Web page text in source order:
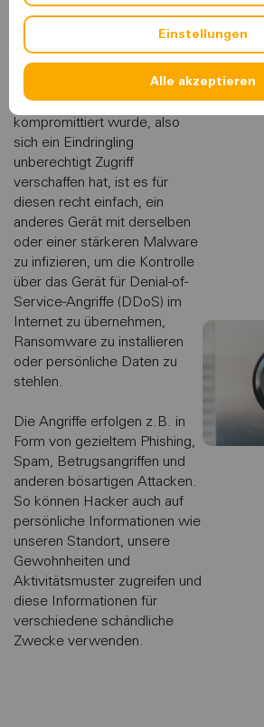
Einstellungen
Alle akzeptieren
Dark Web geteilt werden, leichte Ziele
Sobald ein IoT-Gerät
kompromittiert wurde, also
sich ein Eindringling
unberechtigt Zugriff
verschaffen hat, ist es für
diesen recht einfach, ein
anderes Gerät mit derselben
oder einer stärkeren Malware
zu infizieren, um die Kontrolle
über das Gerät für Denial-of-
Service-Angriffe (DDoS) im
Internet zu übernehmen,
Ransomware zu installieren
oder persönliche Daten zu
stehlen.
Die Angriffe erfolgen z.B. in
Form von gezieltem Phishing,
Spam, Betrugsangriffen und
anderen bösartigen Attacken.
So können Hacker auch auf
persönliche Informationen wie
unseren Standort, unsere
Gewohnheiten und
Aktivitätsmuster zugreifen und
diese Informationen für
verschiedene schändliche
Zwecke verwenden.